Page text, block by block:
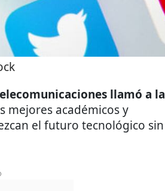
llamó a la
mejores académicos y
el futuro tecnológico sin